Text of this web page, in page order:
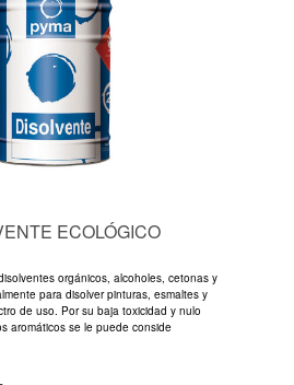
ECOLÓGICO
orgánicos, alcoholes, cetonas y
para disolver pinturas, esmaltes y
de uso. Por su baja toxicidad y nulo
aromáticos se le puede conside